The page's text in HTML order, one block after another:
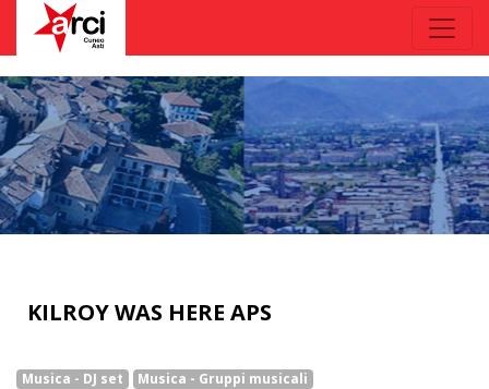
KILROY WAS HERE APS
Musica - DJ set
Musica - Gruppi musicali